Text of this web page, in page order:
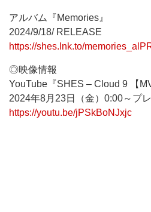
アルバム『Memories』
2024/9/18/ RELEASE
https://shes.lnk.to/
◎映像情報
YouTube『SHES – Cloud 9 【
2024年8月23日（金）0:00～プ
https://youtu.be/jPSkBoNJxjc